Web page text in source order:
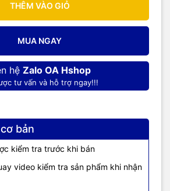
THÊM VÀO GIỎ
MUA NGAY
hệ Zalo OA Hshop
tư vấn và hỗ trợ ngay!!!
bản
kiểm tra trước khi bán
video kiểm tra sản phẩm khi nhận